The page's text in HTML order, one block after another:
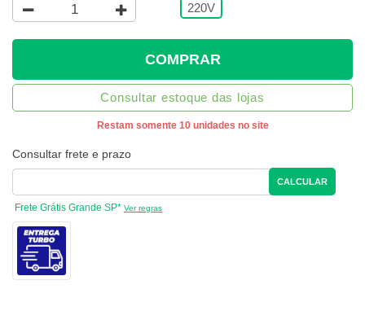
220V
COMPRAR
Consultar estoque das lojas
Restam somente 10 unidades no site
Consultar frete e prazo
CALCULAR
Frete Grátis Grande SP* Ver regras